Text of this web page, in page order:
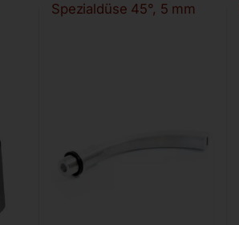
Spezialdüse 45°, 5 mm